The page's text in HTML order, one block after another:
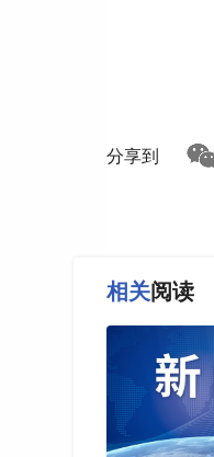
凌晨两
荷花专线从
分享到
相关阅读